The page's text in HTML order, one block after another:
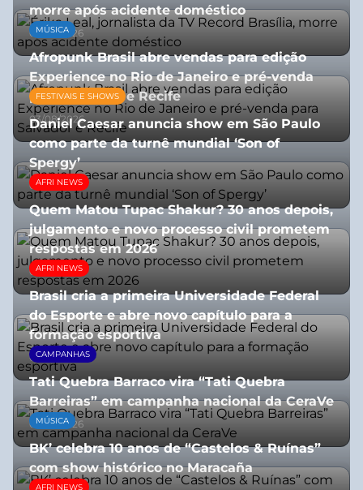
morre após acidente doméstico
08/07/2026
MÚSICA
Afropunk Brasil abre vendas para edição
Experience no Rio de Janeiro e pré-venda
para Salvador e Recife
03/08/2026
FESTIVAIS E SHOWS
Daniel Caesar anuncia show em São Paulo
como parte da turnê mundial ‘Son of
Spergy’
05/08/2026
AFRI NEWS
Quem Matou Tupac Shakur? 30 anos depois,
julgamento e novo processo civil prometem
respostas em 2026
05/08/2026
AFRI NEWS
Brasil cria a primeira Universidade Federal
do Esporte e abre novo capítulo para a
formação esportiva
08/07/2026
CAMPANHAS
Tati Quebra Barraco vira “Tati Quebra
Barreiras” em campanha nacional da CeraVe
08/07/2026
MÚSICA
BK’ celebra 10 anos de “Castelos & Ruínas”
com show histórico no Maracaña
AFRI NEWS